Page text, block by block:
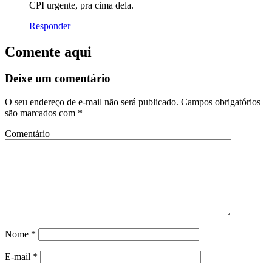
CPI urgente, pra cima dela.
Responder
Comente aqui
Deixe um comentário
O seu endereço de e-mail não será publicado. Campos obrigatórios
são marcados com *
Comentário
Nome *
E-mail *